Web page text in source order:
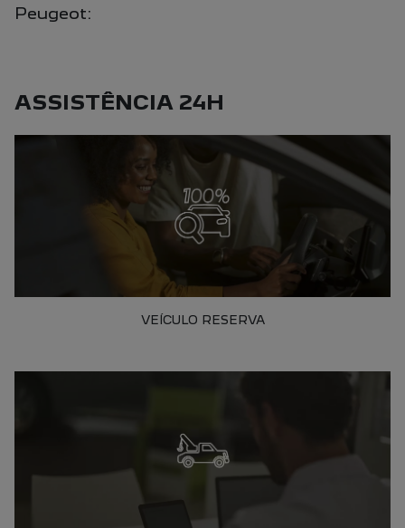
Peugeot:
ASSISTÊNCIA 24H
VEÍCULO RESERVA